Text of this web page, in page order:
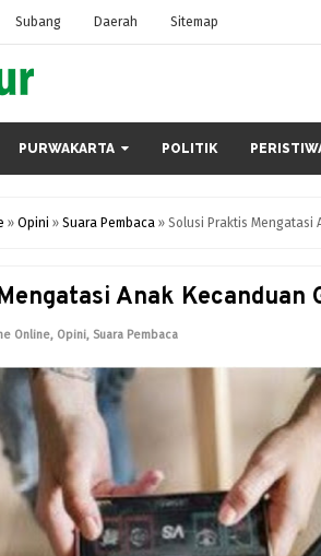
Subang Daerah Sitemap
PURWAKARTA POLITIK
» Opini » Suara Pembaca » Solusi Praktis Mengatasi
Anak Kecanduan
Online, Opini, Suara Pembaca